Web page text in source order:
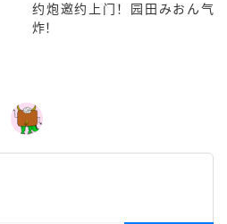
约炮邀约上门！园田みおん气
炸！